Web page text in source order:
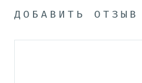
ДОБАВИТЬ ОТЗЫВ